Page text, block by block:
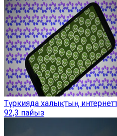
Түркияда халықтың
92,3 пайыз